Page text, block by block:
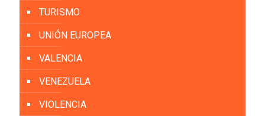
TURISMO
UNIÓN EUROPEA
VALENCIA
VENEZUELA
VIOLENCIA